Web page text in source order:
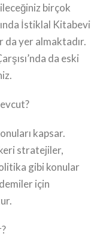
birçok
İstiklal Kitabevi
da yer almaktadır.
da eski
kapsar.
stratejiler,
gibi konular
için